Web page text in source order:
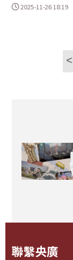
2025-11-26 18:19
聯繫央廣